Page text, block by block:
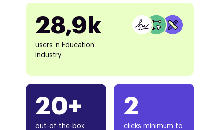
20+
out-of-the-box
28,9k
users in Education
industry
2
clicks minimum to